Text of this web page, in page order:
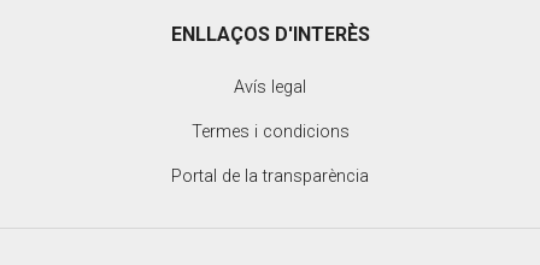
ENLLAÇOS D'INTERÈS
Avís legal
Termes i condicions
Portal de la transparència